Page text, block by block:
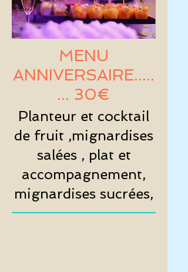
MENU
ANNIVERSAIRE.....
... 30€
Planteur et cocktail
de fruit ,mignardises
salées , plat et
accompagnement,
mignardises sucrées,